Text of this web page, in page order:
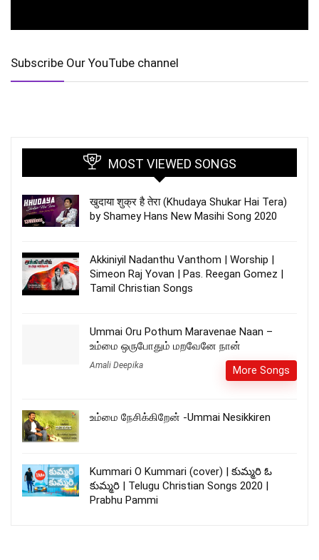
Subscribe Our YouTube channel
MOST VIEWED SONGS
खुदाया शुक्र है तेरा (Khudaya Shukar Hai Tera)
by Shamey Hans New Masihi Song 2020
Akkiniyil Nadanthu Vanthom | Worship |
Simeon Raj Yovan | Pas. Reegan Gomez |
Tamil Christian Songs
Ummai Oru Pothum Maravenae Naan –
உம்மை ஒருபோதும் மறவேனே நான்
Amali Deepika More Songs
உம்மை நேசிக்கிறேன் -Ummai Nesikkiren
Kummari O Kummari (cover) | కుమ్మరి ఓ
కుమ్మరి | Telugu Christian Songs 2020 |
Prabhu Pammi